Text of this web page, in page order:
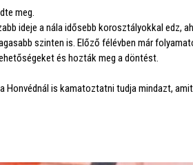
meg.
ideje a nála idősebb korosztályokkal edz,
szinten is. Előző félévben már
és hozták meg a döntést.
Honvédnál is kamatoztatni tudja mindazt,